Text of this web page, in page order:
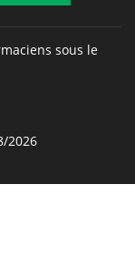
sous le
2026